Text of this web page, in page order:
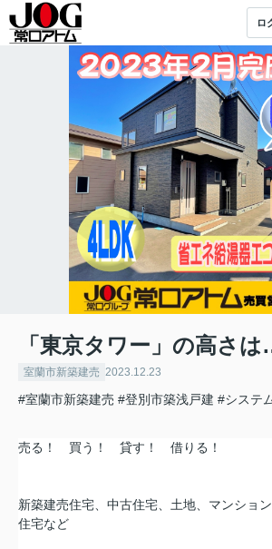
ロ
「東京タワー」の高さ
室蘭市新築建売 2023.12.23
#室蘭市新築建売 #登別市築浅戸建 #システ
売る！ 買う！ 貸す！ 借りる！
新築建売住宅、中古住宅、土地、マンショ
住宅など